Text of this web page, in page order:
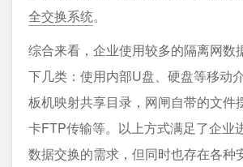
全交换系统。
综合来看，企业使用较多的隔离网数
下几类：使用内部U盘、硬盘等移动
板机映射共享目录，网闸自带的文件
卡FTP传输等。以上方式满足了企业
数据交换的需求，但同时也存在各种